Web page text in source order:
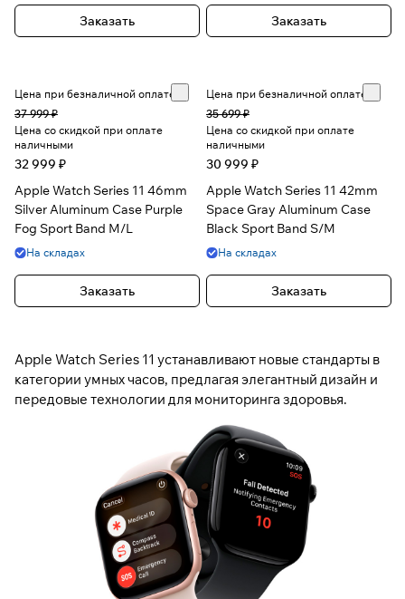
Заказать Заказать
Цена при безналичной оплате
37 999 ₽
Цена со скидкой при оплате
наличными
32 999 ₽
Apple Watch Series 11 46mm
Silver Aluminum Case Purple
Fog Sport Band M/L
На складах
Заказать
Цена при безналичной оплате
35 699 ₽
Цена со скидкой при оплате
наличными
30 999 ₽
Apple Watch Series 11 42mm
Space Gray Aluminum Case
Black Sport Band S/M
На складах
Заказать
Apple Watch Series 11 устанавливают новые стандарты в
категории умных часов, предлагая элегантный дизайн и
передовые технологии для мониторинга здоровья.